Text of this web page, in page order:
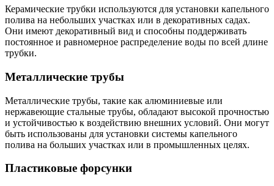
Керамические трубки используются для установки капельного
полива на небольших участках или в декоративных садах.
Они имеют декоративный вид и способны поддерживать
постоянное и равномерное распределение воды по всей длине
трубки.
Металлические трубы
Металлические трубы, такие как алюминиевые или
нержавеющие стальные трубы, обладают высокой прочностью
и устойчивостью к воздействию внешних условий. Они могут
быть использованы для установки системы капельного
полива на больших участках или в промышленных целях.
Пластиковые форсунки